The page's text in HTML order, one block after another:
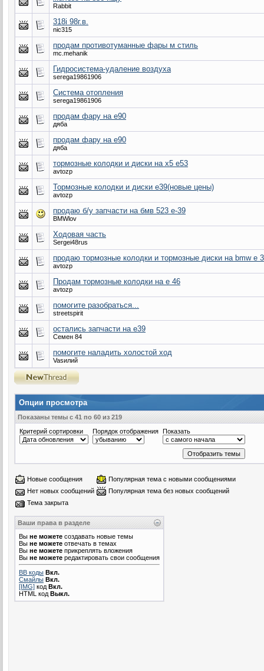
Rabbit
318i 98г.в.
nic315
продам противотуманные фары м стиль
mc.mehanik
Гидросистема-удаление воздуха
serega19861906
Система отопления
serega19861906
продам фару на е90
дяба
продам фару на е90
дяба
тормозные колодки и диски на х5 е53
avtozp
Тормозные колодки и диски e39(новые цены)
avtozp
продаю б/у запчасти на бмв 523 е-39
BMWlov
Ходовая часть
Sergei48rus
продаю тормозные колодки и тормозные диски на bmw e
avtozp
Продам тормозные колодки на e 46
avtozp
помогите разобраться...
streetspirit
остались запчасти на e39
Семен 84
помогите наладить холостой ход
Vasилий
Опции просмотра
Показаны темы с 41 по 60 из 219
Критерий сортировки
Порядок отображения Показать
Новые сообщения
Популярная тема с новыми сообщениями
Нет новых сообщений
Популярная тема без новых сообщений
Тема закрыта
Ваши права в разделе
Вы не можете создавать новые темы
Вы не можете отвечать в темах
Вы не можете прикреплять вложения
Вы не можете редактировать свои сообщения
BB коды Вкл.
Смайлы Вкл.
[IMG] код Вкл.
HTML код Выкл.